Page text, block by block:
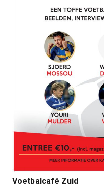
Voetbalcafé Zuid